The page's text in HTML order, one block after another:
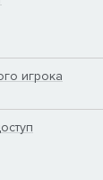
игрока